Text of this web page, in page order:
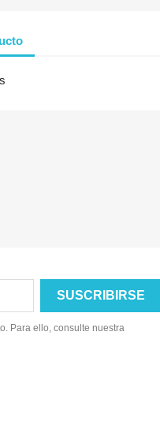
Para ello, consulte nuestra